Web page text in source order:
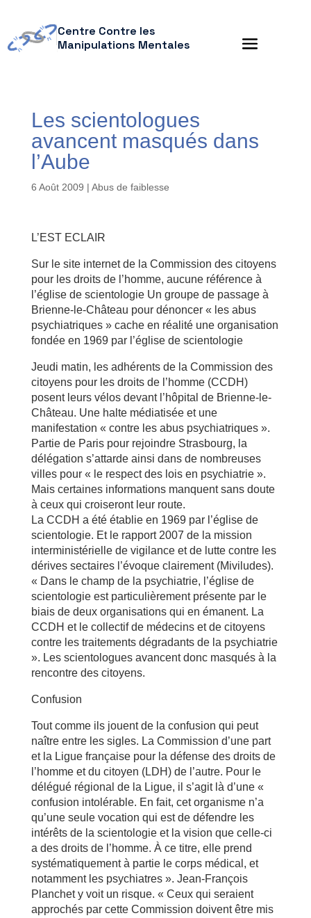
Centre Contre les
Manipulations Mentales
Les scientologues
avancent masqués dans
l’Aube
6 Août 2009 | Abus de faiblesse
L’EST ECLAIR
Sur le site internet de la Commission des citoyens
pour les droits de l’homme, aucune référence à
l’église de scientologie Un groupe de passage à
Brienne-le-Château pour dénoncer « les abus
psychiatriques » cache en réalité une organisation
fondée en 1969 par l’église de scientologie
Jeudi matin, les adhérents de la Commission des
citoyens pour les droits de l’homme (CCDH)
posent leurs vélos devant l’hôpital de Brienne-le-
Château. Une halte médiatisée et une
manifestation « contre les abus psychiatriques ».
Partie de Paris pour rejoindre Strasbourg, la
délégation s’attarde ainsi dans de nombreuses
villes pour « le respect des lois en psychiatrie ».
Mais certaines informations manquent sans doute
à ceux qui croiseront leur route.
La CCDH a été établie en 1969 par l’église de
scientologie. Et le rapport 2007 de la mission
interministérielle de vigilance et de lutte contre les
dérives sectaires l’évoque clairement (Miviludes).
« Dans le champ de la psychiatrie, l’église de
scientologie est particulièrement présente par le
biais de deux organisations qui en émanent. La
CCDH et le collectif de médecins et de citoyens
contre les traitements dégradants de la psychiatrie
». Les scientologues avancent donc masqués à la
rencontre des citoyens.
Confusion
Tout comme ils jouent de la confusion qui peut
naître entre les sigles. La Commission d’une part
et la Ligue française pour la défense des droits de
l’homme et du citoyen (LDH) de l’autre. Pour le
délégué régional de la Ligue, il s’agit là d’une «
confusion intolérable. En fait, cet organisme n’a
qu’une seule vocation qui est de défendre les
intérêts de la scientologie et la vision que celle-ci
a des droits de l’homme. À ce titre, elle prend
systématiquement à partie le corps médical, et
notamment les psychiatres ». Jean-François
Planchet y voit un risque. « Ceux qui seraient
approchés par cette Commission doivent être mis